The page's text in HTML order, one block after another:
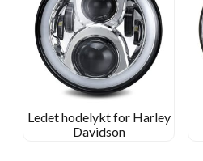
Ledet hodelykt for Harley
Davidson